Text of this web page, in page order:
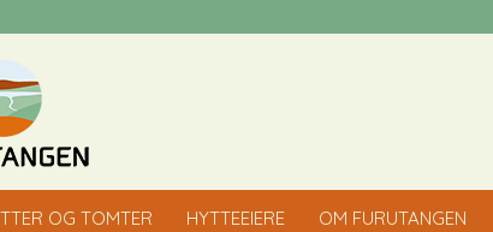
OG TOMTER HYTTEEIERE OM FURUTANGEN